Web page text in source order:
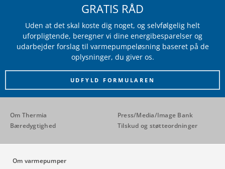
GRATIS RÅD
Uden at det skal koste dig noget, og selvfølgelig helt
uforpligtende, beregner vi dine energibesparelser og
udarbejder forslag til varmepumpeløsning baseret på de
oplysninger, du giver os.
UDFYLD FORMULAREN
Om Thermia
Press/Media/Image Bank
Bæredygtighed
Tilskud og støtteordninger
Om varmepumper